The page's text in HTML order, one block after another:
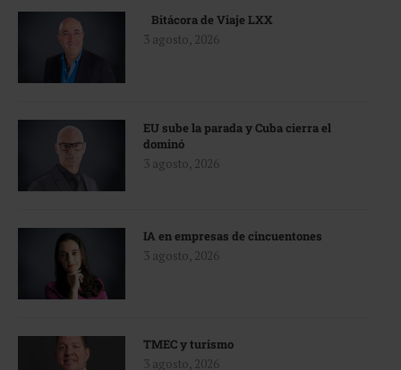
Bitácora de Viaje LXX
3 agosto, 2026
EU sube la parada y Cuba cierra el
dominó
3 agosto, 2026
IA en empresas de cincuentones
3 agosto, 2026
TMEC y turismo
3 agosto, 2026